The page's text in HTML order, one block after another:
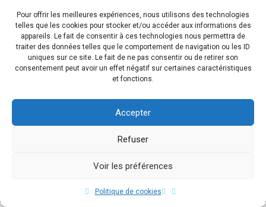
Pour offrir les meilleures expériences, nous utilisons des technologies
telles que les cookies pour stocker et/ou accéder aux informations des
appareils. Le fait de consentir à ces technologies nous permettra de
traiter des données telles que le comportement de navigation ou les ID
uniques sur ce site. Le fait de ne pas consentir ou de retirer son
consentement peut avoir un effet négatif sur certaines caractéristiques
et fonctions.
Accepter
Refuser
Voir les préférences
Politique de cookies
Copyright © 2017 Flavio Da Costa. All Rights Reserved.